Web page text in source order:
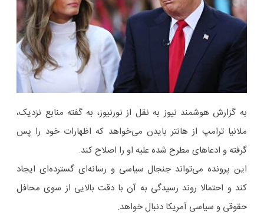
به گزارش هوشمند نیوز به نقل از نورنیوز، به گفته منابع نزدیک،
ملانیا ترامپ از هانتر بایدن می‌خواهد که اظهارات خود را پس
گرفته و ادعاهای مطرح شده علیه او را اصلاح کند.
این پرونده می‌تواند جنجال سیاسی و رسانه‌ای گسترده‌ای ایجاد
کند و احتمالا روند رسیدگی به آن با دقت بالایی از سوی محافل
حقوقی و سیاسی آمریکا دنبال خواهد.